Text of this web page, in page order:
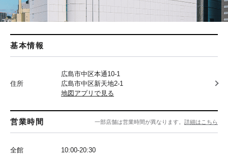
基本情報
住所
広島市中区本通10-1
広島市中区新天地2-1
地図アプリで見る
営業時間 一部店舗は営業時間が異なります。 詳細はこちら
全館 10:00-20:30